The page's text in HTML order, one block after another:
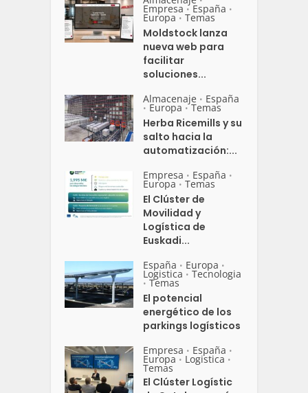
Empresa • España •
Europa • Temas
Moldstock lanza
nueva web para
facilitar
soluciones...
Almacenaje • España
• Europa • Temas
Herba Ricemills y su
salto hacia la
automatización:...
Empresa • España •
Europa • Temas
El Clúster de
Movilidad y
Logística de
Euskadi...
España • Europa •
Logistica • Tecnologia
• Temas
El potencial
energético de los
parkings logísticos
Empresa • España •
Europa • Logistica •
Temas
El Clúster Logístic